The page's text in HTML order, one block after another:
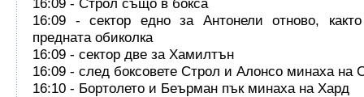
16:09 - Строл също в бокса
16:09 - сектор едно за Антонели отново,
предната обиколка
16:09 - сектор две за Хамилтън
16:09 - след боксовете Строл и Алонсо минаха на
16:10 - Бортолето и Беърман пък минаха на Хард